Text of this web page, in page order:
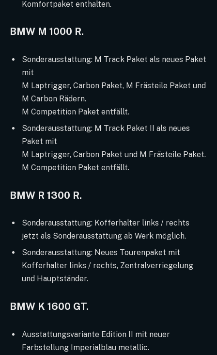
Komfortpaket enthalten.
BMW M 1000 R.
Sonderausstattung: M Track Paket als neues Paket
mit
M Laptrigger, Carbon Paket, M Frästeile Paket und
M Carbon Rädern.
M Competition Paket entfällt.
Sonderausstattung: M Track Paket II als neues
Paket mit
M Laptrigger, Carbon Paket und M Frästeile Paket.
M Competition Paket entfällt.
BMW R 1300 R.
Sonderausstattung: Kofferhalter links / rechts
jetzt als Sonderausstattung ab Werk möglich.
Sonderausstattung: Neues Tourenpaket mit
Kofferhalter links / rechts, Zentralverriegelung
und Hauptständer.
BMW K 1600 GT.
Ausstattungsvariante Edition II mit neuer
Farbstellung Imperialblau metallic.